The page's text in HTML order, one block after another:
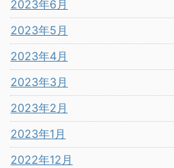
2023年6月
2023年5月
2023年4月
2023年3月
2023年2月
2023年1月
2022年12月